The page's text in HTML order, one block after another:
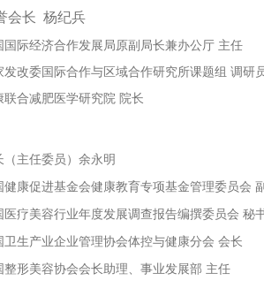
会长 杨纪兵
国际经济合作发展局原副局长兼办公厅 主任
发改委国际合作与区域合作研究所课题组 调研
联合减肥医学研究院 院长
（主任委员）余永明
健康促进基金会健康教育专项基金管理委员会
医疗美容行业年度发展调查报告编撰委员会 秘
卫生产业企业管理协会体控与健康分会 会长
整形美容协会会长助理、事业发展部 主任